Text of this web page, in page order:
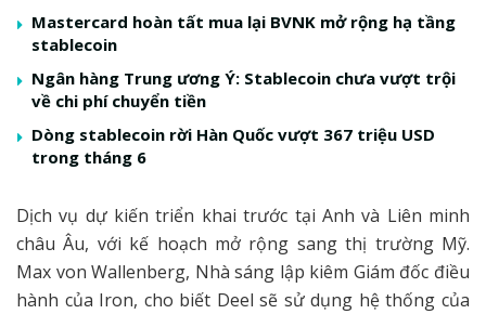
Mastercard hoàn tất mua lại BVNK mở rộng hạ tầng
stablecoin
Ngân hàng Trung ương Ý: Stablecoin chưa vượt trội
về chi phí chuyển tiền
Dòng stablecoin rời Hàn Quốc vượt 367 triệu USD
trong tháng 6
Dịch vụ dự kiến triển khai trước tại Anh và Liên minh
châu Âu, với kế hoạch mở rộng sang thị trường Mỹ.
Max von Wallenberg, Nhà sáng lập kiêm Giám đốc điều
hành của Iron, cho biết Deel sẽ sử dụng hệ thống của